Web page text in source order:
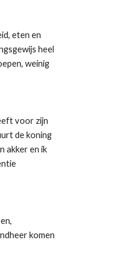
eten en
heel
weinig
voor zijn
de koning
akker en ik
komen